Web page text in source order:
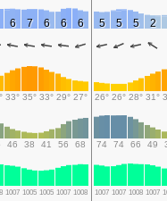
6 7 6 6 6 5 5 5 2
33° 35° 33° 29° 27° 26° 26° 28° 31°
46 38 41 56 68 74 74 66 49
1007 1005 1005 1007 1008 1007 1007 1008 1007